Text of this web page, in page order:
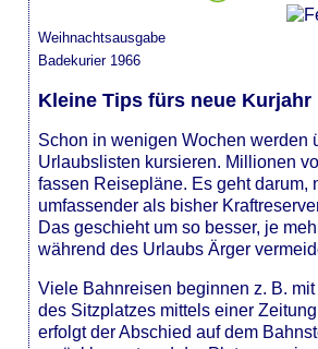
Weihnachtsausgabe
Badekurier 1966
Kleine Tips fürs neue Kurjahr
Schon in wenigen Wochen werden
Urlaubslisten kursieren. Millionen
fassen Reisepläne. Es geht darum,
umfassender als bisher
Das geschieht um so besser, je
während des Urlaubs Ärger
Viele Bahnreisen beginnen z. B.
des Sitzplatzes mittels einer
erfolgt der Abschied auf dem